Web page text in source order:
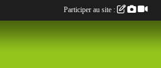
Participer au site :